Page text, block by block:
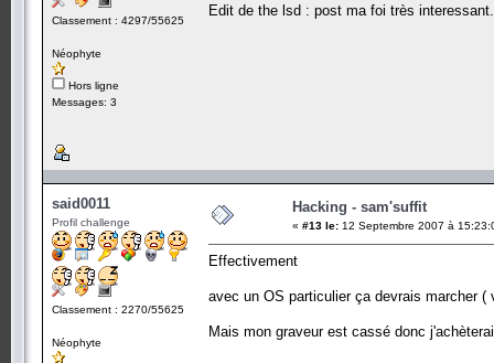
Classement : 4297/55625
Néophyte
Hors ligne
Messages: 3
Edit de the lsd : post ma foi très
said0011
Profil challenge
Classement : 2270/55625
Néophyte
Hacking - sam'suffit
« #13 le: 12 Septembre 2007 à
Effectivement
avec un OS particulier ça devrais marcher
Mais mon graveur est cassé donc